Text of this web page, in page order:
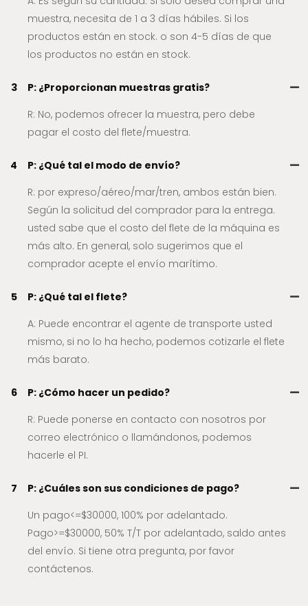
muestra, necesita de 1 a 3 días hábiles. Si los
productos están en stock. o son 4-5 días de que
los productos no están en stock.
3
P: ¿Proporcionan muestras gratis?
R: No, podemos ofrecer la muestra, pero debe
pagar el costo del flete/muestra.
4
P: ¿Qué tal el modo de envío?
R: por expreso/aéreo/mar/tren, ambos están bien.
Según la solicitud del comprador para la entrega.
usted sabe que el costo del flete de la máquina es
más alto. En general, solo sugerimos que el
comprador acepte el envío marítimo.
5
P: ¿Qué tal el flete?
A: Puede encontrar el agente de transporte usted
mismo, si no lo ha hecho, podemos cotizarle el flete
más barato.
6
P: ¿Cómo hacer un pedido?
R: Puede ponerse en contacto con nosotros por
correo electrónico o llamándonos, podemos
hacerle el PI.
7
P: ¿Cuáles son sus condiciones de pago?
Un pago<=$30000, 100% por adelantado.
Pago>=$30000, 50% T/T por adelantado, saldo antes
del envío. Si tiene otra pregunta, por favor
contáctenos.